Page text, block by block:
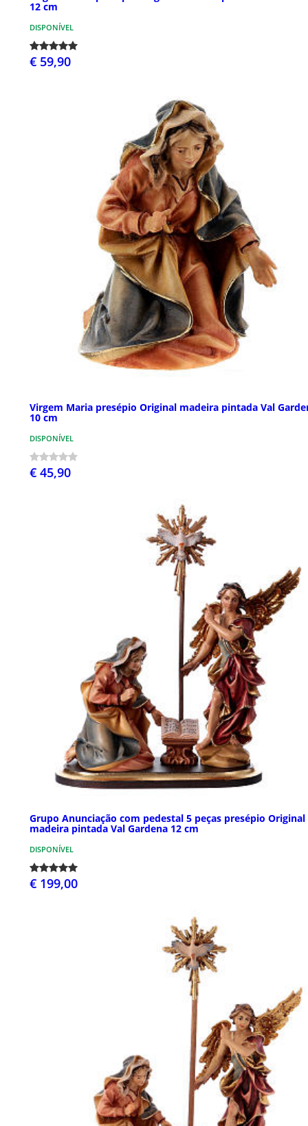
12 cm
DISPONÍVEL
€ 59,90
Virgem Maria presépio Original madeira pintada Val
10 cm
DISPONÍVEL
€ 45,90
Grupo Anunciação com pedestal 5 peças presépio Original
madeira pintada Val Gardena 12 cm
DISPONÍVEL
€ 199,00